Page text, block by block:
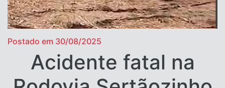
Postado em 30/08/2025
Acidente fatal na